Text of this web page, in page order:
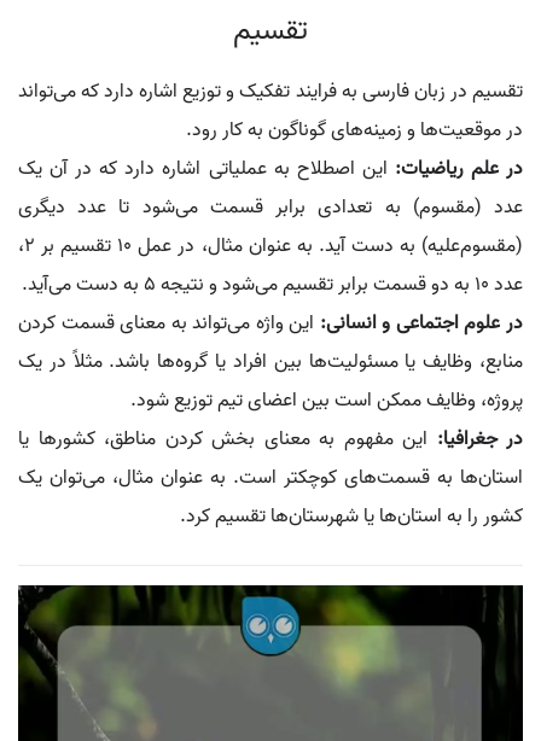
تقسیم
تقسیم در زبان فارسی به فرایند تفکیک و توزیع اشاره دارد که می‌تواند
در موقعیت‌ها و زمینه‌های گوناگون به کار رود.
در علم ریاضیات: این اصطلاح به عملیاتی اشاره دارد که در آن یک
عدد (مقسوم) به تعدادی برابر قسمت می‌شود تا عدد دیگری
(مقسوم‌علیه) به دست آید. به عنوان مثال، در عمل 10 تقسیم بر 2،
عدد 10 به دو قسمت برابر تقسیم می‌شود و نتیجه 5 به دست می‌آید.
در علوم اجتماعی و انسانی: این واژه می‌تواند به معنای قسمت کردن
منابع، وظایف یا مسئولیت‌ها بین افراد یا گروه‌ها باشد. مثلاً در یک
پروژه، وظایف ممکن است بین اعضای تیم توزیع شود.
در جغرافیا: این مفهوم به معنای بخش کردن مناطق، کشورها یا
استان‌ها به قسمت‌های کوچکتر است. به عنوان مثال، می‌توان یک
کشور را به استان‌ها یا شهرستان‌ها تقسیم کرد.